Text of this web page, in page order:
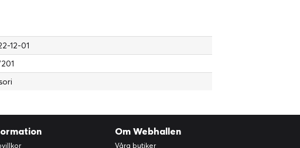
12-01
Om Webhallen
Våra butiker